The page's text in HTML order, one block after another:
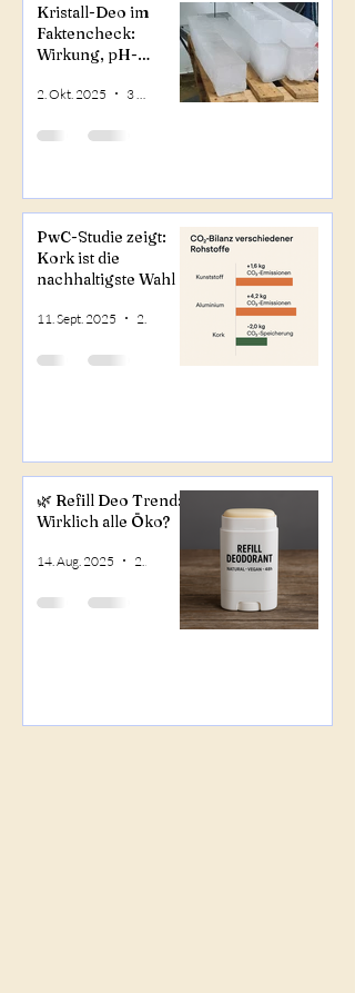
Kristall-Deo im
Faktencheck:
Wirkung, pH-
Sicherheit
2. Okt. 2025
PwC-Studie zeigt:
Kork ist die
nachhaltigste Wahl –
Bilanz
11. Sept. 2025
🌿 Refill Deo Trend:
Wirklich alle Öko?
14. Aug. 2025